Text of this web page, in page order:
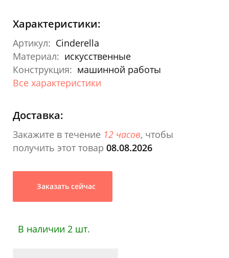
Характеристики:
Артикул: Cinderella
Материал: искусственные
Конструкция: машинной работы
Все характеристики
Доставка:
Закажите в течение 12 часов, чтобы
получить этот товар 08.08.2026
Заказать сейчас
В наличии 2 шт.